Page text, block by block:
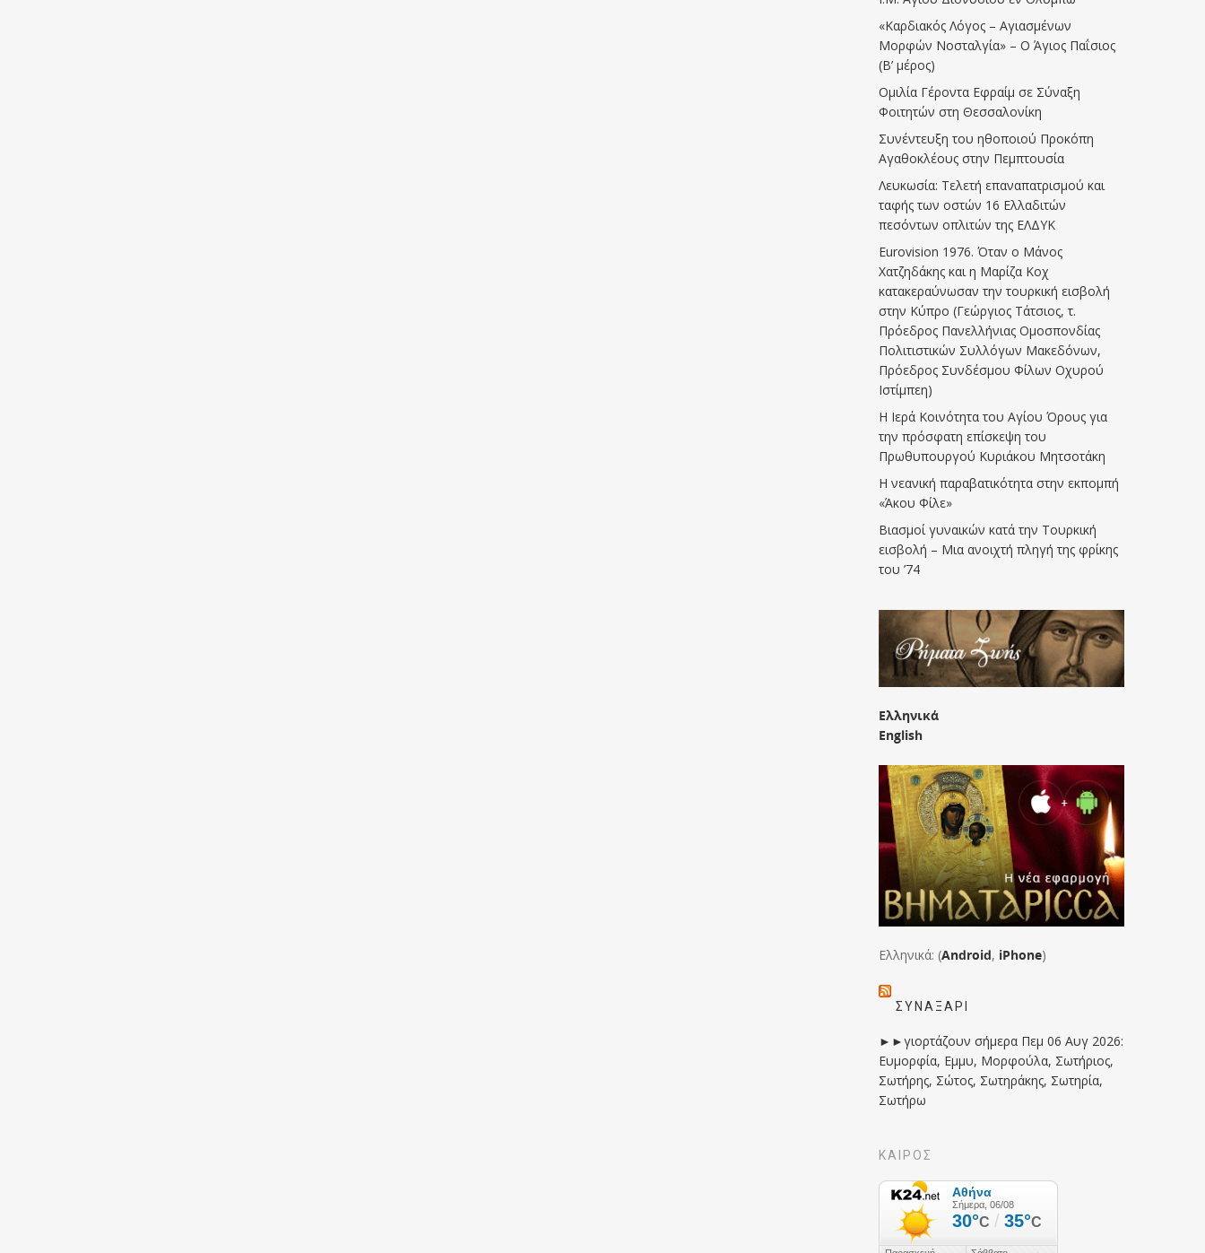
«Καρδιακός Λόγος – Αγιασμένων
Μορφών Νοσταλγία» – Ο Άγιος Παΐσιος
(Β’ μέρος)
Ομιλία Γέροντα Εφραίμ σε Σύναξη
Φοιτητών στη Θεσσαλονίκη
Συνέντευξη του ηθοποιού Προκόπη
Αγαθοκλέους στην Πεμπτουσία
Λευκωσία: Τελετή επαναπατρισμού και
ταφής των οστών 16 Ελλαδιτών
πεσόντων οπλιτών της ΕΛΔΥΚ
Eurovision 1976. Όταν ο Μάνος
Χατζηδάκης και η Μαρίζα Κοχ
κατακεραύνωσαν την τουρκική εισβολή
στην Κύπρο (Γεώργιος Τάτσιος, τ.
Πρόεδρος Πανελλήνιας Ομοσπονδίας
Πολιτιστικών Συλλόγων Μακεδόνων,
Πρόεδρος Συνδέσμου Φίλων Οχυρού
Ιστίμπεη)
Η Ιερά Κοινότητα του Αγίου Όρους για
την πρόσφατη επίσκεψη του
Πρωθυπουργού Κυριάκου Μητσοτάκη
Η νεανική παραβατικότητα στην εκπομπή
«Άκου Φίλε»
Βιασμοί γυναικών κατά την Τουρκική
εισβολή – Μια ανοιχτή πληγή της φρίκης
του ’74
Ελληνικά
English
Ελληνικά: (Android, iPhone)
ΣΥΝΑΞΆΡΙ
►►γιορτάζουν σήμερα Πεμ 06 Αυγ 2026:
Ευμορφία, Εμμυ, Μορφούλα, Σωτήριος,
Σωτήρης, Σώτος, Σωτηράκης, Σωτηρία,
Σωτήρω
ΚΑΙΡΟΣ